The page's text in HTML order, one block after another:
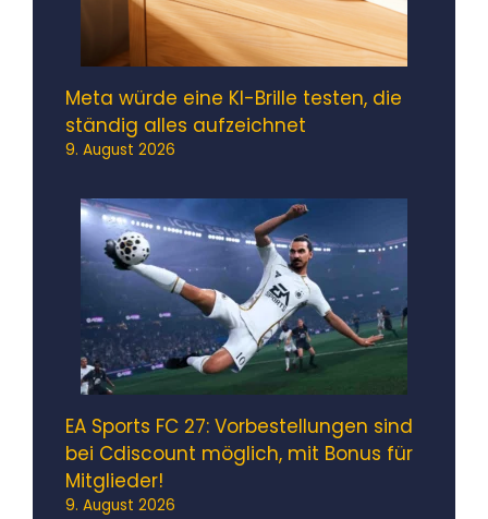
Meta würde eine KI-Brille testen, die
ständig alles aufzeichnet
9. August 2026
EA Sports FC 27: Vorbestellungen sind
bei Cdiscount möglich, mit Bonus für
Mitglieder!
9. August 2026